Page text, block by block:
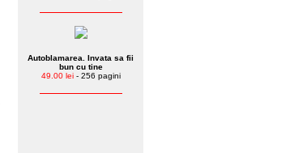
Autoblamarea. Invata sa fii
bun cu tine
49.00 lei- 256 pagini